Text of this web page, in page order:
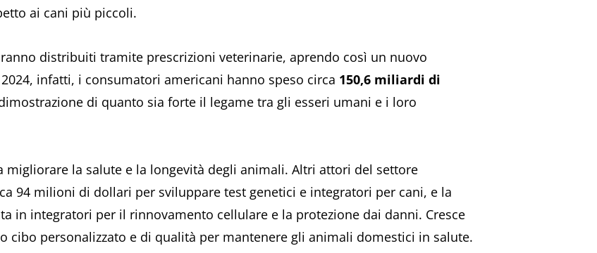
ai cani più piccoli.
distribuiti tramite prescrizioni veterinarie, aprendo così un nuovo
infatti, i consumatori americani hanno speso circa 150,6 miliardi di
di quanto sia forte il legame tra gli esseri umani e i loro
migliorare la salute e la longevità degli animali. Altri attori del settore
94 milioni di dollari per sviluppare test genetici e integratori per cani, e la
in integratori per il rinnovamento cellulare e la protezione dai danni. Cresce
cibo personalizzato e di qualità per mantenere gli animali domestici in salute.